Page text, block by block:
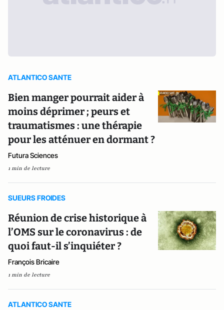
ATLANTICO SANTE
Bien manger pourrait aider à
moins déprimer ; peurs et
traumatismes : une thérapie
pour les atténuer en dormant ?
Futura Sciences
1 min de lecture
SUEURS FROIDES
Réunion de crise historique à
l’OMS sur le coronavirus : de
quoi faut-il s’inquiéter ?
François Bricaire
1 min de lecture
ATLANTICO SANTE